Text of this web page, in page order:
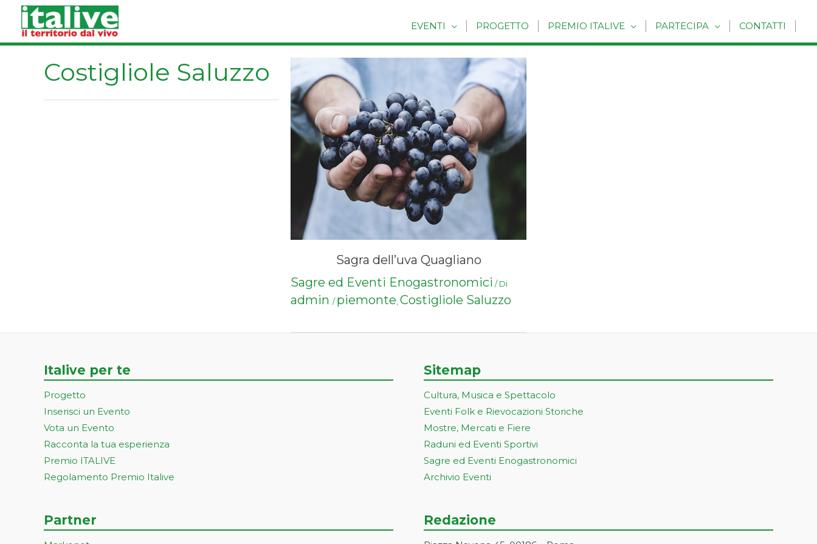
contenuto
EVENTI PROGETTO PREMIO ITALIVE PARTECIPA CONTATTI
Costigliole Saluzzo
Sagra dell’uva Quagliano
Sagre ed Eventi Enogastronomici / Di
admin / piemonte,Costigliole Saluzzo
Italive per te
Progetto
Inserisci un Evento
Vota un Evento
Racconta la tua esperienza
Premio ITALIVE
Regolamento Premio Italive
Partner
Sitemap
Cultura, Musica e Spettacolo
Eventi Folk e Rievocazioni Storiche
Mostre, Mercati e Fiere
Raduni ed Eventi Sportivi
Sagre ed Eventi Enogastronomici
Archivio Eventi
Redazione